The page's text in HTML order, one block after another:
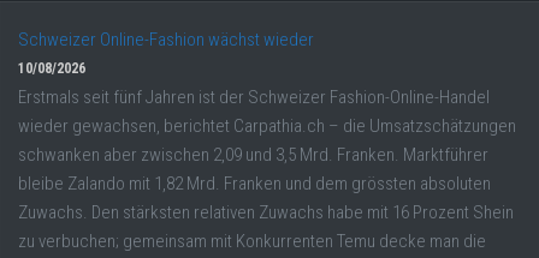
Schweizer Online-Fashion wächst wieder
10/08/2026
Erstmals seit fünf Jahren ist der Schweizer Fashion-Online-Handel
wieder gewachsen, berichtet Carpathia.ch – die Umsatzschätzungen
schwanken aber zwischen 2,09 und 3,5 Mrd. Franken. Marktführer
bleibe Zalando mit 1,82 Mrd. Franken und dem grössten absoluten
Zuwachs. Den stärksten relativen Zuwachs habe mit 16 Prozent Shein
zu verbuchen; gemeinsam mit Konkurrenten Temu decke man die